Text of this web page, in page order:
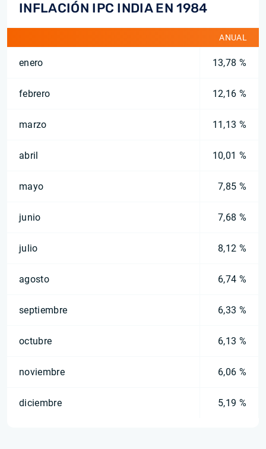
INFLACIÓN IPC INDIA EN 1984
ANUAL
enero 13,78 %
febrero 12,16 %
marzo 11,13 %
abril 10,01 %
mayo 7,85 %
junio 7,68 %
julio 8,12 %
agosto 6,74 %
septiembre 6,33 %
octubre 6,13 %
noviembre 6,06 %
diciembre 5,19 %